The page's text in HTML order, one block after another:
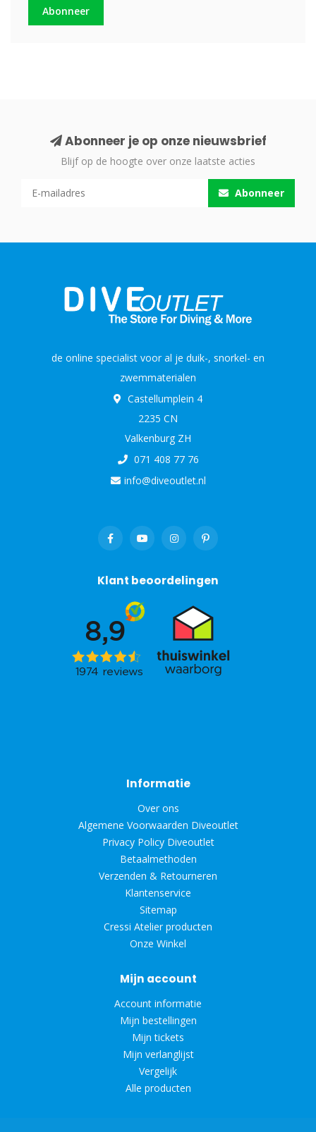
Abonneer
Abonneer je op onze nieuwsbrief
Blijf op de hoogte over onze laatste acties
Abonneer
de online specialist voor al je duik-, snorkel- en
zwemmaterialen
Castellumplein 4
2235 CN
Valkenburg ZH
071 408 77 76
info@diveoutlet.nl
Klant beoordelingen
Informatie
Over ons
Algemene Voorwaarden Diveoutlet
Privacy Policy Diveoutlet
Betaalmethoden
Verzenden & Retourneren
Klantenservice
Sitemap
Cressi Atelier producten
Onze Winkel
Mijn account
Account informatie
Mijn bestellingen
Mijn tickets
Mijn verlanglijst
Vergelijk
Alle producten